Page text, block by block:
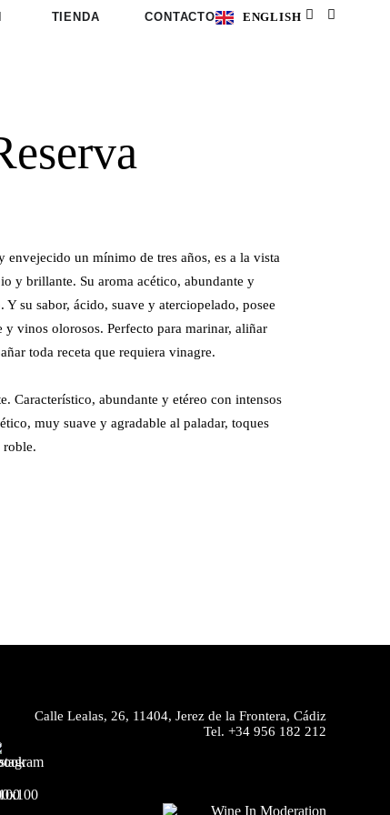
TIENDA CONTACTO ENGLISH
envejecido un mínimo de tres años, es a la vista
y brillante. Su aroma acético, abundante y
su sabor, ácido, suave y aterciopelado, posee
y vinos olorosos. Perfecto para marinar, aliñar
toda receta que requiera vinagre.
Característico, abundante y etéreo con intensos
muy suave y agradable al paladar, toques
roble.
Calle Lealas, 26, 11404, Jerez de la Frontera, Cádiz
Tel. +34 956 182 212